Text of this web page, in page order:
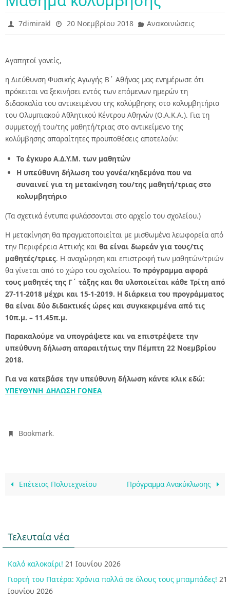
7dimirakl 20 Νοεμβρίου 2018 Ανακοινώσεις
Αγαπητοί γονείς,
η Διεύθυνση Φυσικής Αγωγής Β΄ Αθήνας μας ενημέρωσε ότι
πρόκειται να ξεκινήσει εντός των επόμενων ημερών τη
διδασκαλία του αντικειμένου της κολύμβησης στο κολυμβητήριο
του Ολυμπιακού Αθλητικού Κέντρου Αθηνών (Ο.Α.Κ.Α.). Για τη
συμμετοχή του/της μαθητή/τριας στο αντικείμενο της
κολύμβησης απαραίτητες προϋποθέσεις αποτελούν:
Το έγκυρο Α.Δ.Υ.Μ. των μαθητών
Η υπεύθυνη δήλωση του γονέα/κηδεμόνα που να
συναινεί για τη μετακίνηση του/της μαθητή/τριας στο
κολυμβητήριο
(Τα σχετικά έντυπα φυλάσσονται στο αρχείο του σχολείου.)
Η μετακίνηση θα πραγματοποιείται με μισθωμένα λεωφορεία από
την Περιφέρεια Αττικής και θα είναι δωρεάν για τους/τις
μαθητές/τριες. Η αναχώρηση και επιστροφή των μαθητών/τριών
θα γίνεται από το χώρο του σχολείου. Το πρόγραμμα αφορά
τους μαθητές της Γ΄ τάξης και θα υλοποιείται κάθε Τρίτη από
27-11-2018 μέχρι και 15-1-2019. Η διάρκεια του προγράμματος
θα είναι δύο διδακτικές ώρες και συγκεκριμένα από τις
10π.μ. – 11.45π.μ.
Παρακαλούμε να υπογράψετε και να επιστρέψετε την
υπεύθυνη δήλωση απαραιτήτως την Πέμπτη 22 Νοεμβρίου
2018.
Για να κατεβάσε την υπεύθυνη δήλωση κάντε κλικ εδώ:
ΥΠΕΥΘΥΝΗ_ΔΗΛΩΣΗ ΓΟΝΕΑ
Bookmark.
Επέτειος Πολυτεχνείου Πρόγραμμα Ανακύκλωσης
Τελευταία νέα
Καλό καλοκαίρι! 21 Ιουνίου 2026
Γιορτή του Πατέρα: Χρόνια πολλά σε όλους τους μπαμπάδες! 21
Ιουνίου 2026